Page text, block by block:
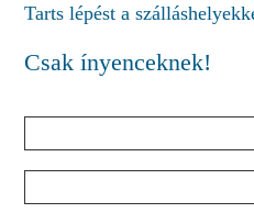
Tarts lépést a
Csak ínyenceknek!